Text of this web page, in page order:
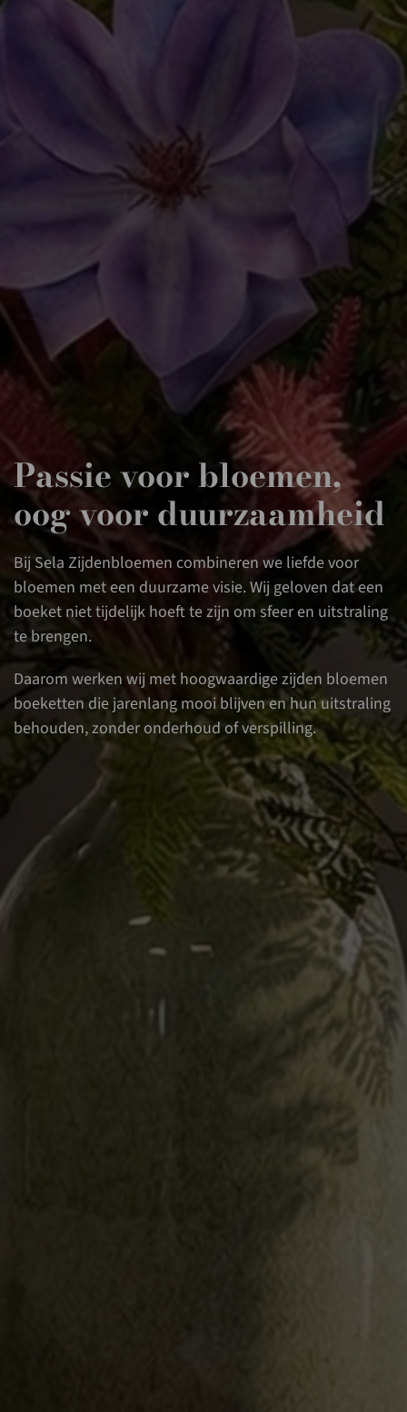
Passie voor bloemen,
oog voor duurzaamheid
Bij Sela Zijdenbloemen combineren we liefde voor
bloemen met een duurzame visie. Wij geloven dat een
boeket niet tijdelijk hoeft te zijn om sfeer en uitstraling
te brengen.
Daarom werken wij met hoogwaardige zijden bloemen
boeketten die jarenlang mooi blijven en hun uitstraling
behouden, zonder onderhoud of verspilling.